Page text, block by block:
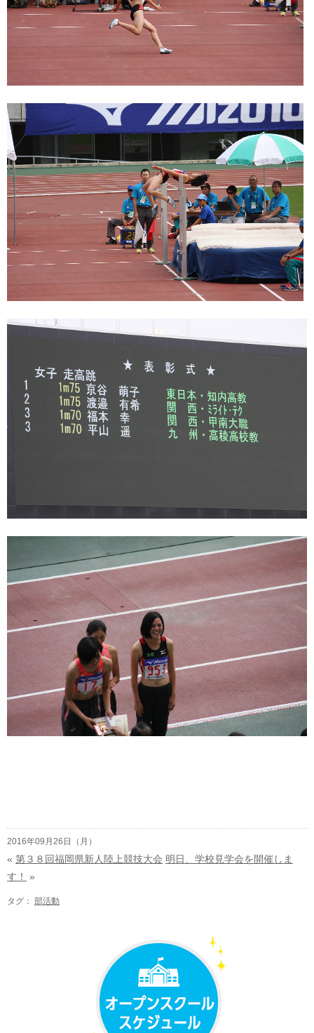
2016年09月26日（月）
« 第３８回福岡県新人陸上競技大会 明日、学校見学会を開催しま
す！
»
タグ： 部活動